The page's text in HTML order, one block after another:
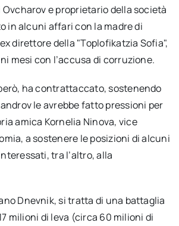
e proprietario della società
in alcuni affari con la madre di
direttore della "Toplofikatzia Sofia",
mesi con l’accusa di corruzione.
ha contrattaccato, sostenendo
le avrebbe fatto pressioni per
amica Kornelia Ninova, vice
a sostenere le posizioni di alcuni
tra l’altro, alla
Dnevnik, si tratta di una battaglia
milioni di leva (circa 60 milioni di